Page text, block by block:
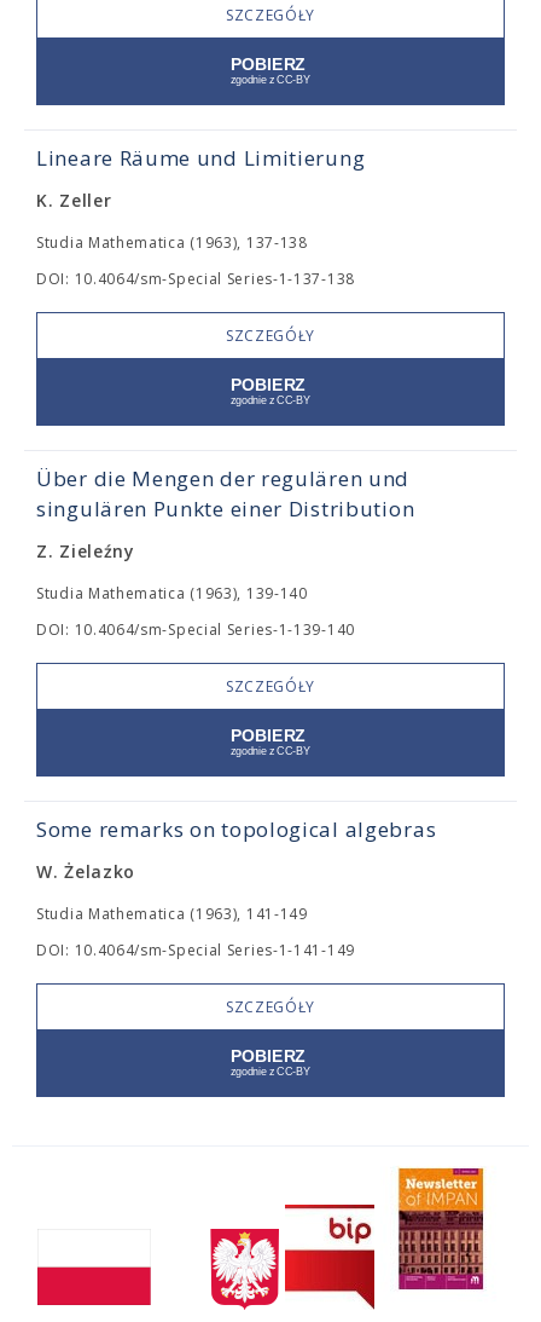
SZCZEGÓŁY
Lineare Räume und Limitierung
K. Zeller
Studia Mathematica (1963), 137-138
DOI: 10.4064/sm-Special Series-1-137-138
SZCZEGÓŁY
Über die Mengen der regulären und
singulären Punkte einer Distribution
Z. Zieleźny
Studia Mathematica (1963), 139-140
DOI: 10.4064/sm-Special Series-1-139-140
SZCZEGÓŁY
Some remarks on topological algebras
W. Żelazko
Studia Mathematica (1963), 141-149
DOI: 10.4064/sm-Special Series-1-141-149
SZCZEGÓŁY